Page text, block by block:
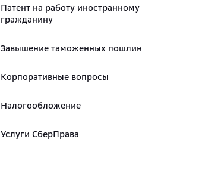
Патент на работу иностранному
гражданину
Завышение таможенных пошлин
Корпоративные вопросы
Налогообложение
Услуги СберПрава